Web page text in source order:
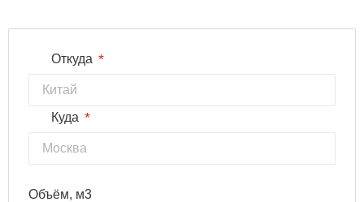
Откуда *
Куда *
Объём, м3